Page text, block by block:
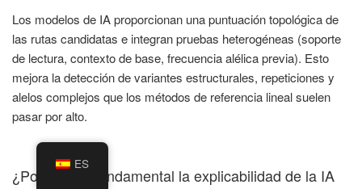
Los modelos de IA proporcionan una puntuación topológica de
las rutas candidatas e integran pruebas heterogéneas (soporte
de lectura, contexto de base, frecuencia alélica previa). Esto
mejora la detección de variantes estructurales, repeticiones y
alelos complejos que los métodos de referencia lineal suelen
pasar por alto.
¿Por qué es fundamental la explicabilidad de la IA
ES